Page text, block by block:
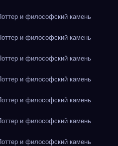
и философский камень
и философский камень
и философский камень
и философский камень
и философский камень
и философский камень
и философский камень